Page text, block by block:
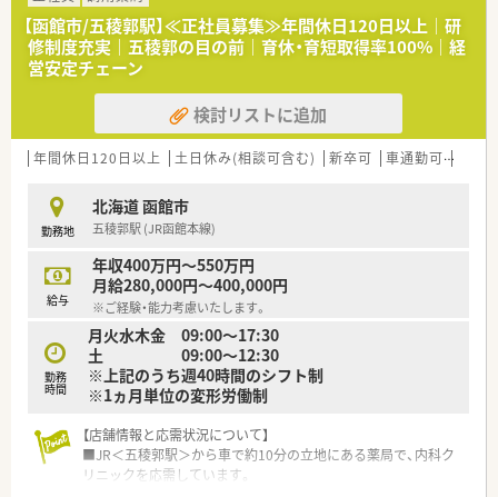
専門性を極める【スペシャリスト】の2つのコースが用意されて
おり、
自己実現が叶えやすい体制です
＼福利厚生について／
■薬剤師資格以外の資格に対しても手当を支給！
対象は「アロマテラピー検定」などにも及び、
ご自身の興味を伸ばすことの出来る体制です
病気やケガなどで働けないときの生活費をサポートしてくれ
る制度です
■住宅手当は20,000～40,000円支給（要件あり）
■産休･育休の取得率100%、復帰率96%！
復帰出来る環境づくりにも注力されています
＼研修等について／
■定期的な勉強会や外部研修にも積極的に参加のため、
薬剤師としての力が付けられる環境で鵜s
■2年に1度、社員によって企画・運営される学術大会も実施！。
■中堅社員研修や管理者研修など、階層別での研修プログラムの
薬局内での勉強会、学術大会への参加など、幅広い学びの場が
あります
【函館市/五稜郭駅】≪正社員募集≫年間休日120日以上｜研
修制度充実｜五稜郭の目の前｜育休・育短取得率100%｜経
営安定チェーン
検討リストに追加
年間休日120日以上 土日休み(相談可含む) 新卒可 車通勤可
勤務地
北海道 函館市
五稜郭駅 (JR函館本線)
給与
年収400万円～550万円
月給280,000円～400,000円
※ご経験・能力考慮いたします。
勤務
時間
月火水木金 09:00～17:30
土 09:00～12:30
※上記のうち週40時間のシフト制
※1ヵ月単位の変形労働制
【店舗情報と応需状況について】
■JR＜五稜郭駅＞から車で約10分の立地にある薬局で、内科ク
リニックを応需しています。